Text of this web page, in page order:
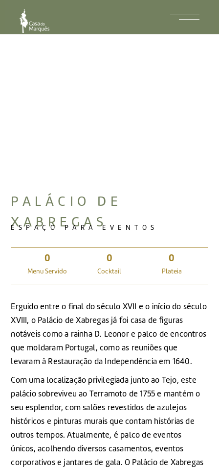
PALÁCIO DE
XABREGAS
ESPAÇO PARA EVENTOS
Menu Servido
0
Cocktail
0
Plateia
0
Erguido entre o final do século XVII e o início do século
XVIII, o Palácio de Xabregas já foi casa de figuras
notáveis como a rainha D. Leonor e palco de encontros
que moldaram Portugal, como as reuniões que
levaram à Restauração da Independência em 1640.
Com uma localização privilegiada junto ao Tejo, este
palácio sobreviveu ao Terramoto de 1755 e mantém o
seu esplendor, com salões revestidos de azulejos
históricos e pinturas murais que contam histórias de
outros tempos. Atualmente, é palco de eventos
únicos, acolhendo diversos casamentos, eventos
corporativos e jantares de gala. O Palácio de Xabregas